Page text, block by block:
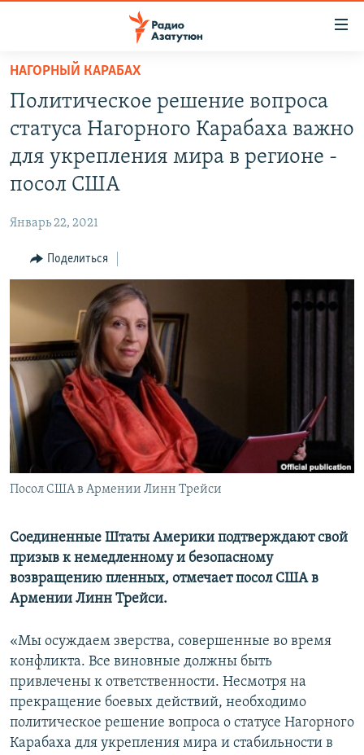
Перейти
основному
содержанию
Перейти
основной
Перейти
поиску
ПОЛИТИКА
ОБЩЕСТВО
РЕГИОН
НАГОРНЫЙ КАРАБАХ
СПОРТ
АРХИВ
Հայերեն
English
Русский
Все сайты Радио Азатутюн
НАГОРНЫЙ КАРАБАХ
Политическое решение вопроса
статуса Нагорного Карабаха важно
для укрепления мира в регионе -
посол США
Январь 22, 2021
Поделиться
Посол США в Армении Линн Трейси
Соединенные Штаты Америки подтверждают свой
призыв к немедленному и безопасному
возвращению пленных, отмечает посол США в
Армении Линн Трейси.
«Мы осуждаем зверства, совершенные во время
конфликта. Все виновные должны быть
привлечены к ответственности. Несмотря на
прекращение боевых действий, необходимо
политическое решение вопроса о статусе Нагорного
Карабаха для укрепления мира и стабильности в